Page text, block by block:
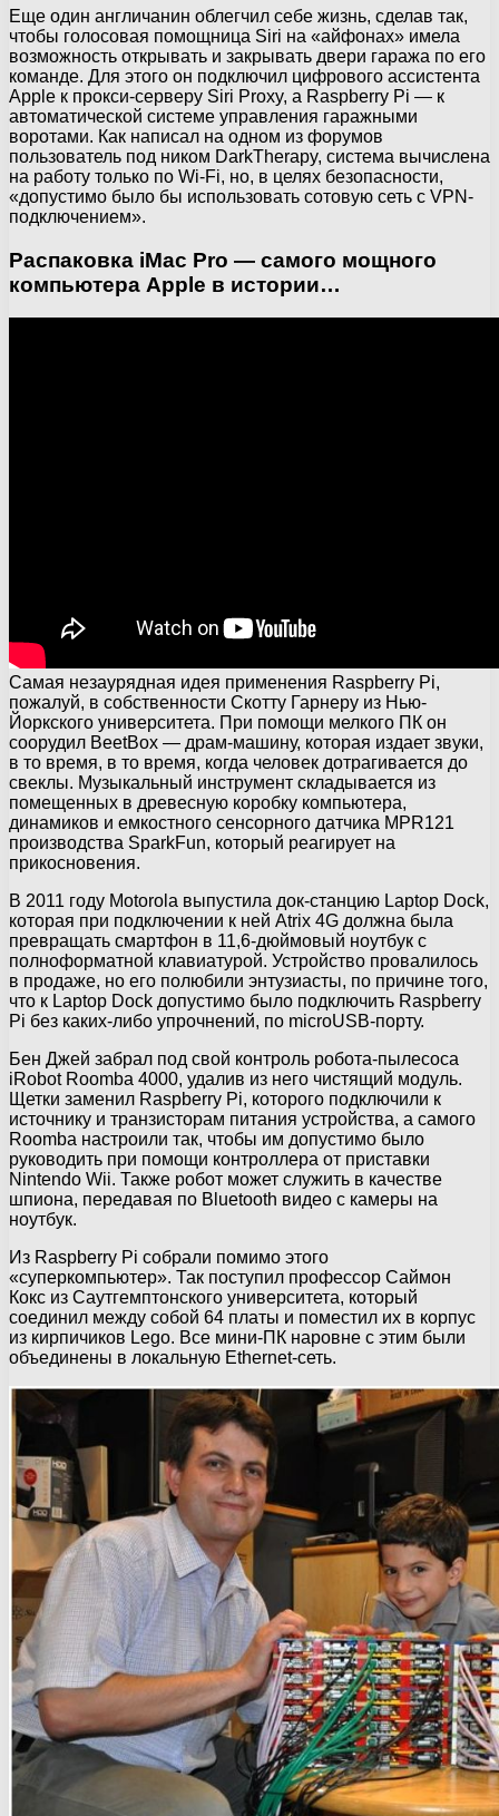
Еще один англичанин облегчил себе жизнь, сделав так,
чтобы голосовая помощница Siri на «айфонах» имела
возможность открывать и закрывать двери гаража по его
команде. Для этого он подключил цифрового ассистента
Apple к прокси-серверу Siri Proxy, а Raspberry Pi — к
автоматической системе управления гаражными
воротами. Как написал на одном из форумов
пользователь под ником DarkTherapy, система вычислена
на работу только по Wi-Fi, но, в целях безопасности,
«допустимо было бы использовать сотовую сеть с VPN-
подключением».
Распаковка iMac Pro — самого мощного
компьютера Apple в истории…
Самая незаурядная идея применения Raspberry Pi,
пожалуй, в собственности Скотту Гарнеру из Нью-
Йоркского университета. При помощи мелкого ПК он
соорудил BeetBox — драм-машину, которая издает звуки,
в то время, в то время, когда человек дотрагивается до
свеклы. Музыкальный инструмент складывается из
помещенных в древесную коробку компьютера,
динамиков и емкостного сенсорного датчика MPR121
производства SparkFun, который реагирует на
прикосновения.
В 2011 году Motorola выпустила док-станцию Laptop Dock,
которая при подключении к ней Atrix 4G должна была
превращать смартфон в 11,6-дюймовый ноутбук с
полноформатной клавиатурой. Устройство провалилось
в продаже, но его полюбили энтузиасты, по причине того,
что к Laptop Dock допустимо было подключить Raspberry
Pi без каких-либо упрочнений, по microUSB-порту.
Бен Джей забрал под свой контроль робота-пылесоса
iRobot Roomba 4000, удалив из него чистящий модуль.
Щетки заменил Raspberry Pi, которого подключили к
источнику и транзисторам питания устройства, а самого
Roomba настроили так, чтобы им допустимо было
руководить при помощи контроллера от приставки
Nintendo Wii. Также робот может служить в качестве
шпиона, передавая по Bluetooth видео c камеры на
ноутбук.
Из Raspberry Pi собрали помимо этого
«суперкомпьютер». Так поступил профессор Саймон
Кокс из Саутгемптонского университета, который
соединил между собой 64 платы и поместил их в корпус
из кирпичиков Lego. Все мини-ПК наровне с этим были
объединены в локальную Ethernet-сеть.